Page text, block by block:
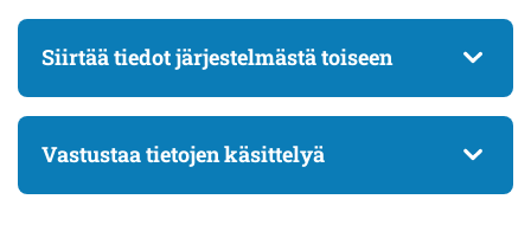
Siirtää tiedot järjestelmästä toiseen
Vastustaa tietojen käsittelyä